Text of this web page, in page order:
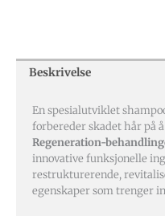
Beskrivelse
En spesialutviklet
forbereder skadet hår på
Regeneration-
innovative funksjonelle
restrukturerende,
egenskaper som trenger